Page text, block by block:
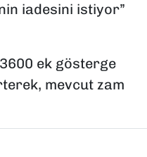
iadesini istiyor”
ek gösterge
mevcut zam